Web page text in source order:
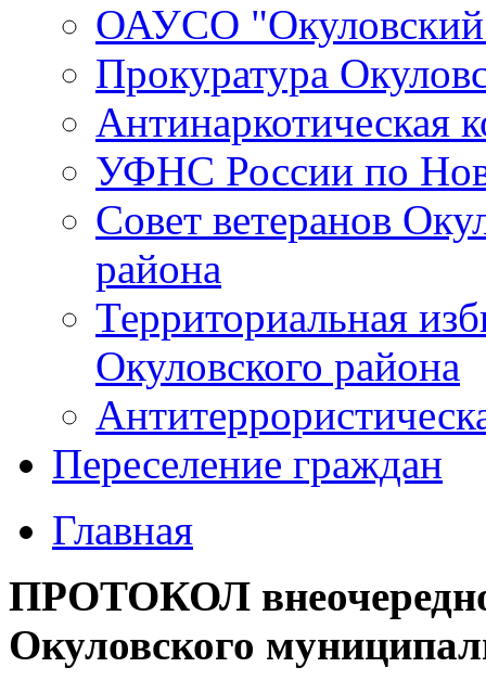
ОАУСО
Прокуратура
Антинаркотическая
УФНС России по
Совет ветеранов
района
Территориальная
Окуловского района
Переселение граждан
Главная
ПРОТОКОЛ
Окуловского